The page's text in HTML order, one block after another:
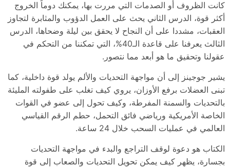
كانت الظروف أو الصدمات التي مررت بها، يمكنك دوماً الخروج
أكثر قوة، الدرس الثاني يحث على العمل الدؤوب والمثابرة لتجاوز
العقبات، مشددا على أن النجاح لا يحقق بين ليلة وضحاها، الدرس
الثالث يعرفنا على قاعدة الـ40%، التي تمكننا من التحكم في
عقولنا وتحقيق ما هو أبعد مما نتصور.
يشير جوجينز إلى أن مواجهة التحديات والألم يولد قوة داخلية، كما
تبنى العضلات برفع الأوزان، يروي كيف تغلب على طفولته المليئة
بالتحديات والسمنة المفرطة، وكيف تحول إلى عضو في القوات
الخاصة الأمريكية ورياضي فائق التحمل، حطم الرقم القياسي
العالمي في عمليات السحب خلال 24 ساعة.
الكتاب هو دعوة لوقف التراجع والبدء في مواجهة التحديات
بجسارة، يظهر كيف يمكن تحويل التحديات والصعاب إلى قوة